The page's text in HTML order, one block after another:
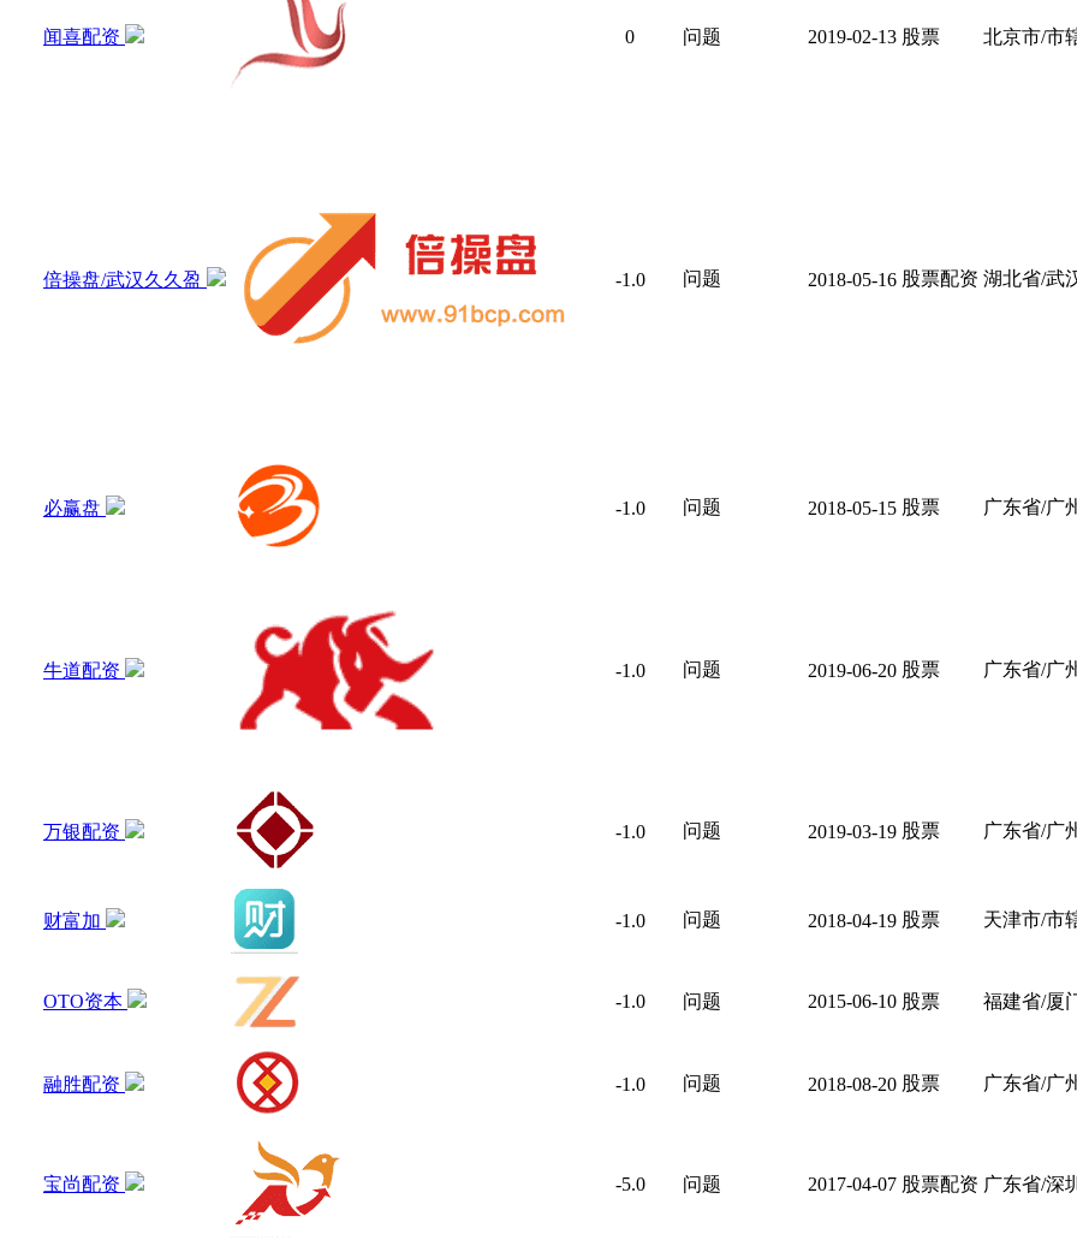
闻喜配资 0 问题 2019-02-13 股票 北京市/市
倍操盘/武汉久久盈 -1.0 问题 2018-05-16 股票配资 湖北省/武
必赢盘 -1.0 问题 2018-05-15 股票 广东省/广
牛道配资 -1.0 问题 2019-06-20 股票 广东省/广
万银配资 -1.0 问题 2019-03-19 股票 广东省/广
财富加 -1.0 问题 2018-04-19 股票 天津市/市
OTO资本 -1.0 问题 2015-06-10 股票 福建省/厦
融胜配资 -1.0 问题 2018-08-20 股票 广东省/广
宝尚配资 -5.0 问题 2017-04-07 股票配资 广东省/深